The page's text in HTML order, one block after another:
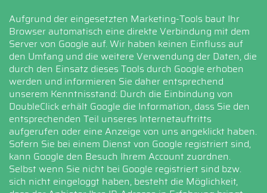
Aufgrund der eingesetzten Marketing-Tools baut Ihr
Browser automatisch eine direkte Verbindung mit dem
Server von Google auf. Wir haben keinen Einfluss auf
den Umfang und die weitere Verwendung der Daten, die
durch den Einsatz dieses Tools durch Google erhoben
werden und informieren Sie daher entsprechend
unserem Kenntnisstand: Durch die Einbindung von
DoubleClick erhält Google die Information, dass Sie den
entsprechenden Teil unseres Internetauftritts
aufgerufen oder eine Anzeige von uns angeklickt haben.
Sofern Sie bei einem Dienst von Google registriert sind,
kann Google den Besuch Ihrem Account zuordnen.
Selbst wenn Sie nicht bei Google registriert sind bzw.
sich nicht eingeloggt haben, besteht die Möglichkeit,